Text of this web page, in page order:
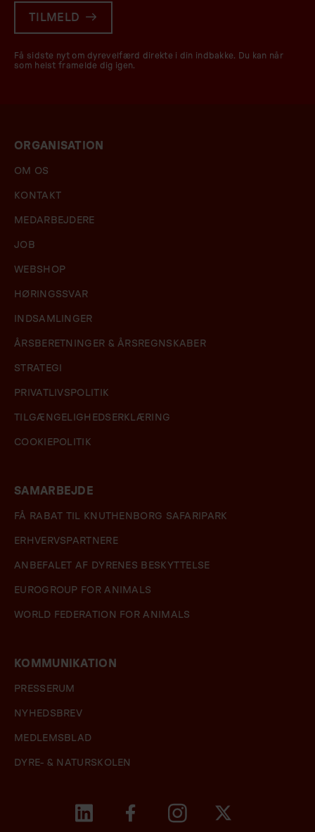
TILMELD
Få sidste nyt om dyrevelfærd direkte i din indbakke. Du kan når
som helst framelde dig igen.
ORGANISATION
OM OS
KONTAKT
MEDARBEJDERE
JOB
WEBSHOP
HØRINGSSVAR
INDSAMLINGER
ÅRSBERETNINGER & ÅRSREGNSKABER
STRATEGI
PRIVATLIVSPOLITIK
TILGÆNGELIGHEDSERKLÆRING
COOKIEPOLITIK
SAMARBEJDE
FÅ RABAT TIL KNUTHENBORG SAFARIPARK
ERHVERVSPARTNERE
ANBEFALET AF DYRENES BESKYTTELSE
EUROGROUP FOR ANIMALS
WORLD FEDERATION FOR ANIMALS
KOMMUNIKATION
PRESSERUM
NYHEDSBREV
MEDLEMSBLAD
DYRE- & NATURSKOLEN